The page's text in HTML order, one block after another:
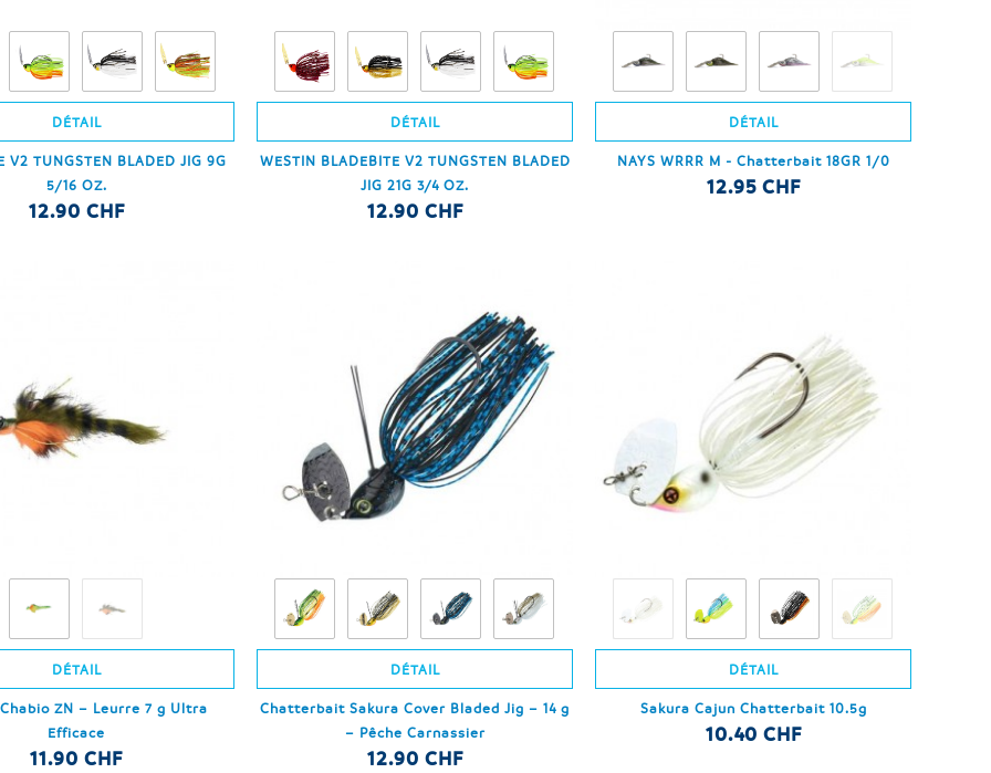
DÉTAIL
V2 TUNGSTEN BLADED JIG 9G
5/16 OZ.
12.90 CHF
DÉTAIL
WESTIN BLADEBITE V2 TUNGSTEN BLADED
JIG 21G 3/4 OZ.
12.90 CHF
DÉTAIL
NAYS WRRR M - Chatterbait 18GR 1/0
12.95 CHF
DÉTAIL
ZN – Leurre 7 g Ultra
Efficace
11.90 CHF
DÉTAIL
Chatterbait Sakura Cover Bladed Jig – 14 g
– Pêche Carnassier
12.90 CHF
DÉTAIL
Sakura Cajun Chatterbait 10.5g
10.40 CHF